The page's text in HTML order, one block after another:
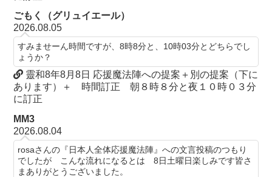
ごもく（グリュイエール）
2026.08.05
すみませーん時間ですが、8時8分と、10時03分とどちらでし
ょうか？
靈和8年8月8日 応援魔法陣への提案＋別の提案（下に
あります）＋ 時間訂正 朝８時８分と夜１０時０３分
に訂正
MM3
2026.08.04
rosaさんの『日本人全体応援魔法陣』への文言投稿のつもり
でしたが こんな流れになるとは 8日土曜日楽しみです皆さ
まありがとうございました。